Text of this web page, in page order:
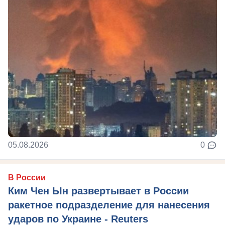
05.08.2026 0
В России
Ким Чен Ын развертывает в России
ракетное подразделение для нанесения
ударов по Украине - Reuters